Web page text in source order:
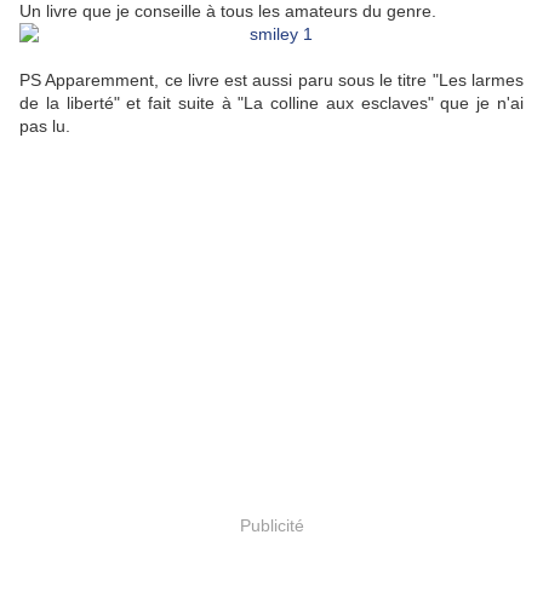
Un livre que je conseille à tous les amateurs du genre.
PS Apparemment, ce livre est aussi paru sous le titre "Les larmes
de la liberté" et fait suite à "La colline aux esclaves" que je n'ai
pas lu.
Publicité